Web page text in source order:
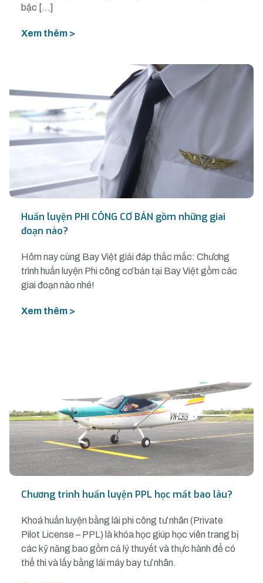
bậc […]
Xem thêm >
Huấn luyện PHI CÔNG CƠ BẢN gồm những giai
đoạn nào?
Hôm nay cùng Bay Việt giải đáp thắc mắc: Chương
trình huấn luyện Phi công cơ bản tại Bay Việt gồm các
giai đoạn nào nhé!
Xem thêm >
Chương trình huấn luyện PPL học mất bao lâu?
Khoá huấn luyện bằng lái phi công tư nhân (Private
Pilot License – PPL) là khóa học giúp học viên trang bị
các kỹ năng bao gồm cả lý thuyết và thực hành để có
thể thi và lấy bằng lái máy bay tư nhân.